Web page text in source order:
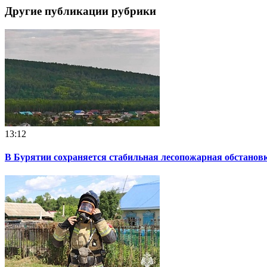
Другие публикации рубрики
13:12
В Бурятии сохраняется стабильная лесопожарная